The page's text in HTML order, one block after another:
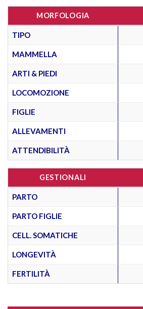
MORFOLOGIA
TIPO
MAMMELLA
ARTI & PIEDI
LOCOMOZIONE
FIGLIE
ALLEVAMENTI
ATTENDIBILITÀ
GESTIONALI
PARTO
PARTO FIGLIE
CELL. SOMATICHE
LONGEVITÀ
FERTILITÀ